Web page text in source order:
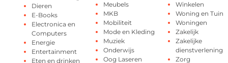
Dieren
E-Books
Electronica en
Computers
Energie
Entertainment
Eten en drinken
Meubels
MKB
Mobiliteit
Mode en Kleding
Muziek
Onderwijs
Oog Laseren
Winkelen
Woning en Tuin
Woningen
Zakelijk
Zakelijke
dienstverlening
Zorg